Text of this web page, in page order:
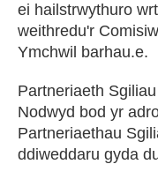
ei hailstrwythuro
weithredu'r
Ymchwil barhau.e.
Partneriaeth
Nodwyd bod yr
Partneriaethau
ddiweddaru gyda